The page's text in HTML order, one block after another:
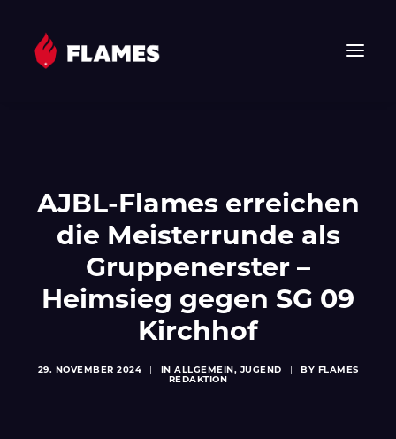
FLAMES
JUNIOR FLAMES
JUGEND
SPONSOREN & PARTNER
AJBL-Flames erreichen
die Meisterrunde als
Gruppenerster –
Heimsieg gegen SG 09
Kirchhof
29. NOVEMBER 2024 IN ALLGEMEIN , JUGEND BY FLAMES
REDAKTION